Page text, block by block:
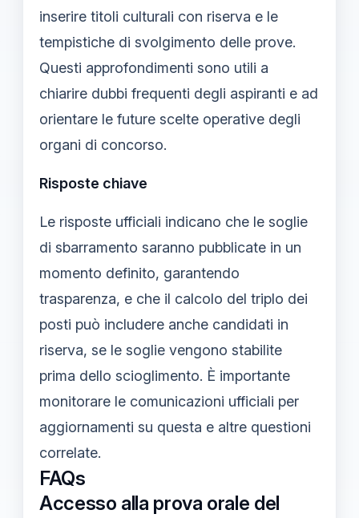
inserire titoli culturali con riserva e le
tempistiche di svolgimento delle prove.
Questi approfondimenti sono utili a
chiarire dubbi frequenti degli aspiranti e ad
orientare le future scelte operative degli
organi di concorso.
Risposte chiave
Le risposte ufficiali indicano che le soglie
di sbarramento saranno pubblicate in un
momento definito, garantendo
trasparenza, e che il calcolo del triplo dei
posti può includere anche candidati in
riserva, se le soglie vengono stabilite
prima dello scioglimento. È importante
monitorare le comunicazioni ufficiali per
aggiornamenti su questa e altre questioni
correlate.
FAQs
Accesso alla prova orale del